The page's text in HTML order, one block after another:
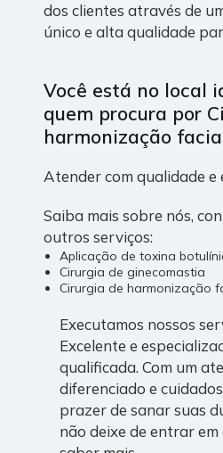
dos clientes através de
único e alta qualidade
Você está no local
quem procura por
harmonização
Atender com qualidade e
Saiba mais sobre nós,
outros serviços:
Aplicação de toxina
Cirurgia de ginecomastia
Cirurgia de harmonização
Executamos nossos
Excelente e
qualificada. Com um
diferenciado e
prazer de sanar suas
não deixe de entrar